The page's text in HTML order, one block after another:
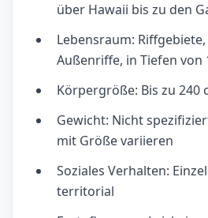
über Hawaii bis zu den
Lebensraum:
Außenriffe, in Tiefen von
Körpergröße: Bis zu 240
Gewicht: Nicht
mit Größe variieren
Soziales Verhalten:
territorial